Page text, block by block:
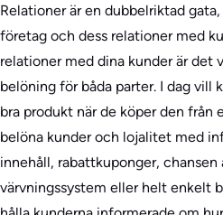
Relationer är en dubbelriktad
företag och dess relationer med
relationer med dina kunder är det
belöning för båda parter. I dag vill
bra produkt när de köper den från
belöna kunder och lojalitet med
innehåll, rabattkuponger,
värvningssystem eller helt enkelt